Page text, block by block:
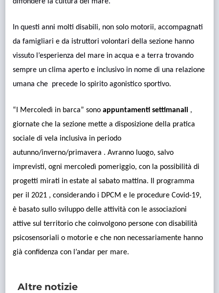
In questi anni molti disabili, non solo motorii, accompagnati
da famigliari e da istruttori volontari della sezione hanno
vissuto l’esperienza del mare in acqua e a terra trovando
sempre un clima aperto e inclusivo in nome di una relazione
umana che precede lo spirito agonistico sportivo.
“I Mercoledì in barca” sonoappuntamenti settimanali ,
giornate che la sezione mette a disposizione della pratica
sociale di vela inclusiva in periodo
autunno/inverno/primavera . Avranno luogo, salvo
imprevisti, ogni mercoledì pomeriggio, con la possibilità di
progetti mirati in estate al sabato mattina. Il programma
per il 2021 , considerando i DPCM e le procedure Covid-19,
è basato sullo sviluppo delle attività con le associazioni
attive sul territorio che coinvolgono persone con disabilità
psicosensoriali o motorie e che non necessariamente hanno
già confidenza con l’andar per mare.
Altre notizie